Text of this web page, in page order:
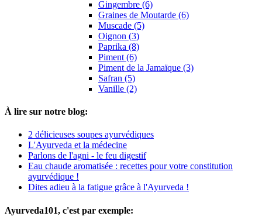
Gingembre (6)
Graines de Moutarde (6)
Muscade (5)
Oignon (3)
Paprika (8)
Piment (6)
Piment de la Jamaïque (3)
Safran (5)
Vanille (2)
À lire sur notre blog:
2 délicieuses soupes ayurvédiques
L'Ayurveda et la médecine
Parlons de l'agni - le feu digestif
Eau chaude aromatisée : recettes pour votre constitution
ayurvédique !
Dites adieu à la fatigue grâce à l'Ayurveda !
Ayurveda101, c'est par exemple: